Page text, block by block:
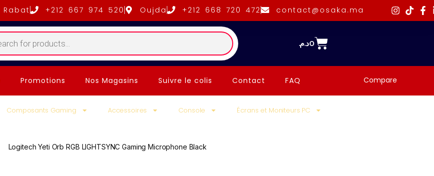
Rabat +212 667 974 520 Oujda +212 668 720 472 contact@osaka.ma
0د.م.
Promotions Nos Magasins Suivre le colis Contact FAQ Compare
Composants Gaming Accessoires Console Écrans et Moniteurs PC
Logitech Yeti Orb RGB LIGHTSYNC Gaming Microphone Black